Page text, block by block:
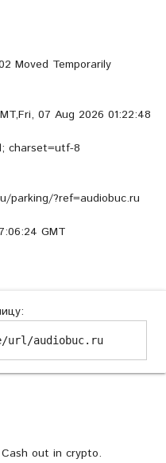
Moved Temporarily
07 Aug 2026 01:22:48
charset=utf-8
parking/?ref=audiobuc.ru
GMT
url/audiobuc.ru
out in crypto.